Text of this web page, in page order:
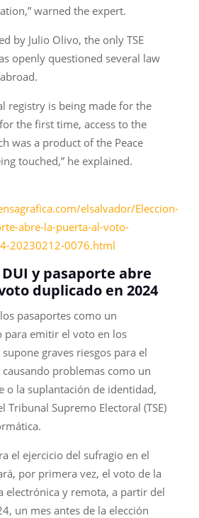
warned the expert.
by Julio Olivo, the only TSE
openly questioned several law
registry is being made for the
the first time, access to the
was a product of the Peace
touched,” he explained.
elsalvador/Eleccion-
abre-la-puerta-al-voto-
20230212-0076.html
y pasaporte abre
duplicado en 2024
pasaportes como un
para emitir el voto en los
graves riesgos para el
problemas como un
o la suplantación de identidad,
Tribunal Supremo Electoral (TSE)
el ejercicio del sufragio en el
por primera vez, el voto de la
electrónica y remota, a partir del
un mes antes de la elección